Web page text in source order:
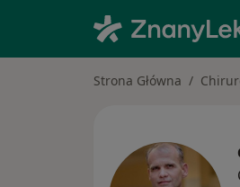
Strona Główna